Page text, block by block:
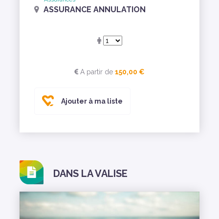
ASSURANCE ANNULATION
A partir de 150,00 €
Ajouter à ma liste
DANS LA VALISE